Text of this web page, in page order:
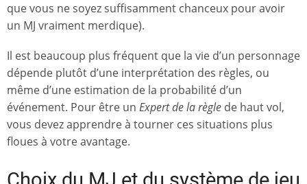
que vous ne soyez suffisamment chanceux pour avoir
un MJ vraiment merdique).
Il est beaucoup plus fréquent que la vie d’un personnage
dépende plutôt d’une interprétation des règles, ou
même d’une estimation de la probabilité d’un
événement. Pour être un Expert de la règle de haut vol,
vous devez apprendre à tourner ces situations plus
floues à votre avantage.